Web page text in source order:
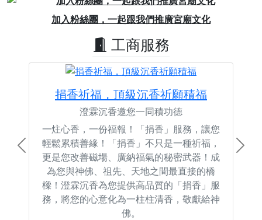
加入粉絲團，一起跟我們推廣宮廟文化
Previous
工商服務
捐香祈福，頂級沉香祈願積福
澄霖沉香邀您一同積功德
一炷心香，一份福報！「捐香」服務，讓您
輕鬆累積善緣！「捐香」不只是一種祈福，
更是您改善磁場、廣納福氣的秘密武器！成
為您與神佛、祖先、天地之間最直接的橋
樑！澄霖沉香為您提供高品質的「捐香」服
務，將您的心意化為一柱柱清香，敬獻給神
佛。
Previous Next